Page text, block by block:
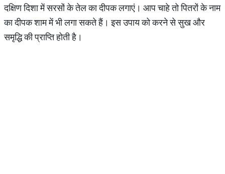
दक्षिण दिशा में सरसों के तेल का दीपक लगाएं। आप चाहे तो पितरों के नाम
का दीपक शाम में भी लगा सकते हैं। इस उपाय को करने से सुख और
समृद्धि की प्राप्ति होती है।